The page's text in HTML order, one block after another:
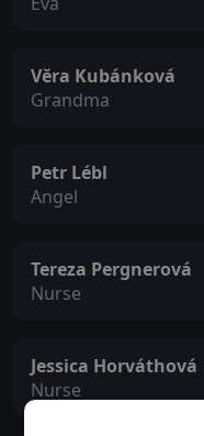
Věra Kubánková
Grandma
Petr Lébl
Angel
Tereza Pergnerová
Nurse
Jessica Horváthová
Nurse